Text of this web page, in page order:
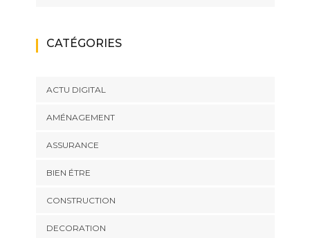
CATÉGORIES
ACTU DIGITAL
AMÉNAGEMENT
ASSURANCE
BIEN ÉTRE
CONSTRUCTION
DECORATION